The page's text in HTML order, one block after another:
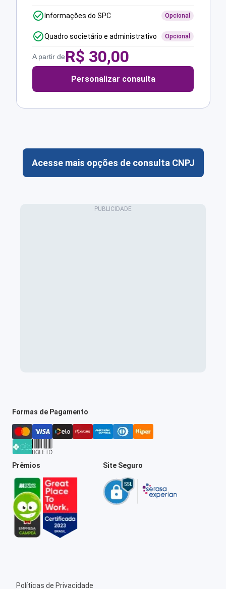
Informações do SPC Opcional
Quadro societário e administrativo Opcional
A partir deR$ 30,00
Personalizar consulta
Acesse mais opções de consulta CNPJ
Formas de Pagamento
Prêmios Site Seguro
Políticas de Privacidade